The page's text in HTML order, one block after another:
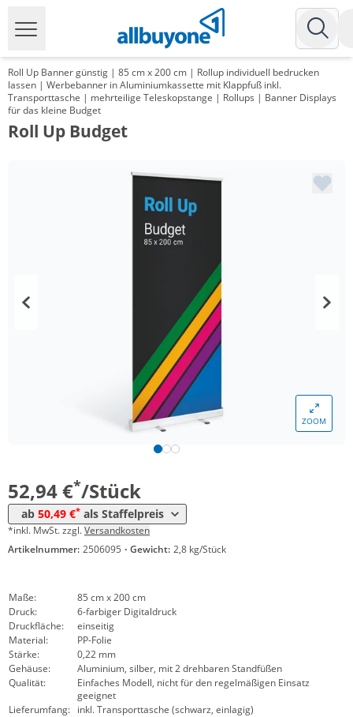
Roll Up Banner günstig | 85 cm x 200 cm | Rollup individuell bedrucken
lassen | Werbebanner in Aluminiumkassette mit Klappfuß inkl.
Transporttasche | mehrteilige Teleskopstange | Rollups | Banner Displays
für das kleine Budget
Roll Up Budget
ZOOM
52,94 €*/Stück
ab 50,49 €* als Staffelpreis
*inkl. MwSt. zzgl.Versandkosten
Artikelnummer: 2506095 · Gewicht: 2,8 kg/Stück
Maße:
85 cm x 200 cm
Druck:
6-farbiger Digitaldruck
Druckfläche:
einseitig
Material:
PP-Folie
Stärke:
0,22 mm
Gehäuse:
Aluminium, silber, mit 2 drehbaren Standfüßen
Qualität:
Einfaches Modell, nicht für den regelmäßigen Einsatz
geeignet
Lieferumfang: inkl. Transporttasche (schwarz, einlagig)